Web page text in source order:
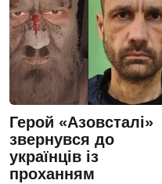
Герой «Азовсталі»
звернувся до
українців із
проханням